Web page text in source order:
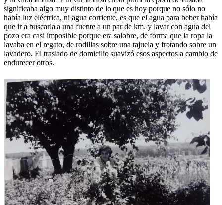
significaba algo muy distinto de lo que es hoy porque no sólo no
había luz eléctrica, ni agua corriente, es que el agua para beber había
que ir a buscarla a una fuente a un par de km. y lavar con agua del
pozo era casi imposible porque era salobre, de forma que la ropa la
lavaba en el regato, de rodillas sobre una tajuela y frotando sobre un
lavadero. El traslado de domicilio suavizó esos aspectos a cambio de
endurecer otros.